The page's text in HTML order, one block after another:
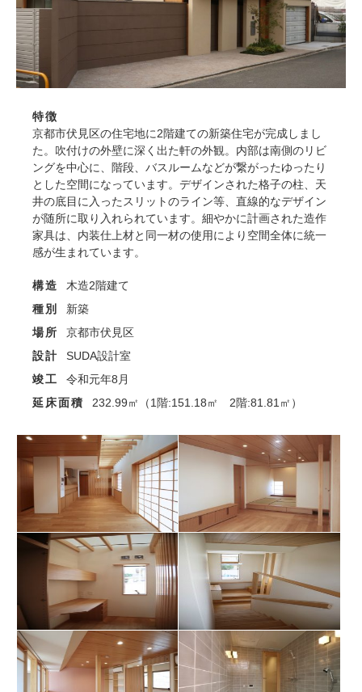
特徴
京都市伏見区の住宅地に2階建ての新築住宅が完成しまし
た。吹付けの外壁に深く出た軒の外観。内部は南側のリビ
ングを中心に、階段、バスルームなどが繋がったゆったり
とした空間になっています。デザインされた格子の柱、天
井の底目に入ったスリットのライン等、直線的なデザイン
が随所に取り入れられています。細やかに計画された造作
家具は、内装仕上材と同一材の使用により空間全体に統一
感が生まれています。
構造
木造2階建て
種別
新築
場所
京都市伏見区
設計
SUDA設計室
竣工
令和元年8月
延床面積
232.99㎡（1階:151.18㎡ 2階:81.81㎡）